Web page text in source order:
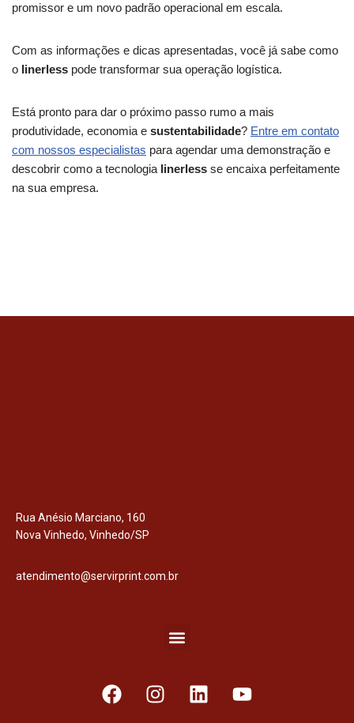
promissor e um novo padrão operacional em escala.
Com as informações e dicas apresentadas, você já sabe como
o linerless pode transformar sua operação logística.
Está pronto para dar o próximo passo rumo a mais
produtividade, economia e sustentabilidade? Entre em contato
com nossos especialistas para agendar uma demonstração e
descobrir como a tecnologia linerless se encaixa perfeitamente
na sua empresa.
Rua Anésio Marciano, 160
Nova Vinhedo, Vinhedo/SP
atendimento@servirprint.com.br